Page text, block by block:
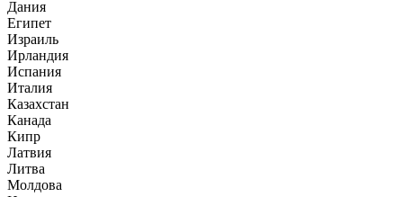
Дания
Египет
Израиль
Ирландия
Испания
Италия
Казахстан
Канада
Кипр
Латвия
Литва
Молдова